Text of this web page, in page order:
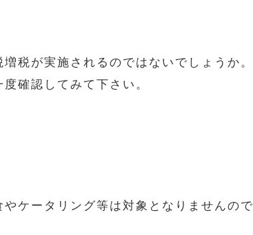
税が実施されるのではないでしょうか。
確認してみて下さい。
ケータリング等は対象となりませんので